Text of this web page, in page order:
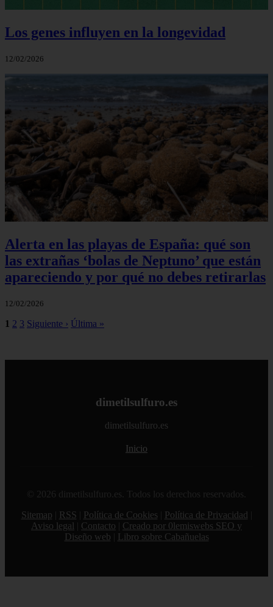
Los genes influyen en la longevidad
12/02/2026
Alerta en las playas de España: qué son
las extrañas ‘bolas de Neptuno’ que están
apareciendo y por qué no debes retirarlas
12/02/2026
1 2 3 Siguiente › Última »
dimetilsulfuro.es
dimetilsulfuro.es
Inicio
© 2026 dimetilsulfuro.es. Todos los derechos reservados.
Sitemap
RSS Política de Cookies Política de Privacidad
Aviso legal
Contacto
Creado por 0lemiswebs SEO y
Diseño web
Libro sobre Cabañuelas